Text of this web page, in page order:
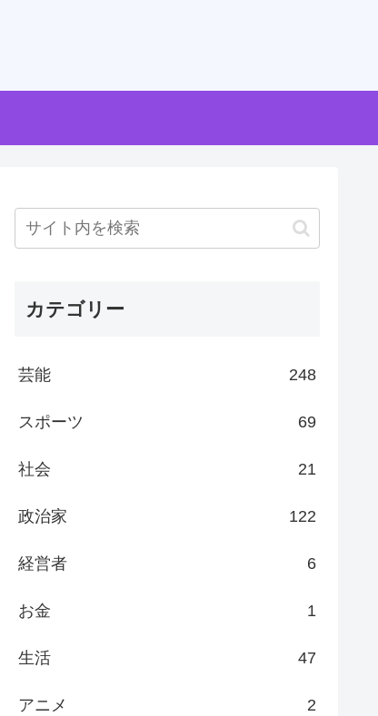
カテゴリー
芸能 248
スポーツ 69
社会 21
政治家 122
経営者 6
お金 1
生活 47
アニメ 2